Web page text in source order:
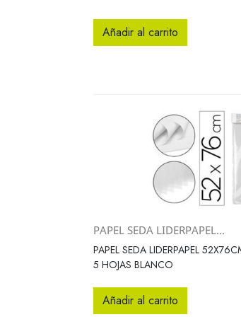
Añadir al carrito
Vista
PAPEL SEDA LIDERPAPEL...
PAPEL SEDA LIDERPAPEL
5 HOJAS BLANCO
Añadir al carrito